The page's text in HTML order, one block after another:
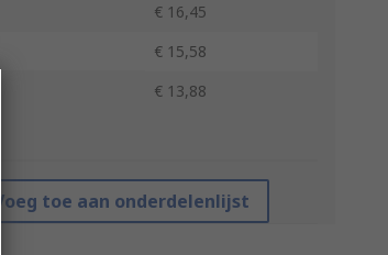
€ 16,45
€ 15,58
€ 13,88
Voeg toe aan onderdelenlijst